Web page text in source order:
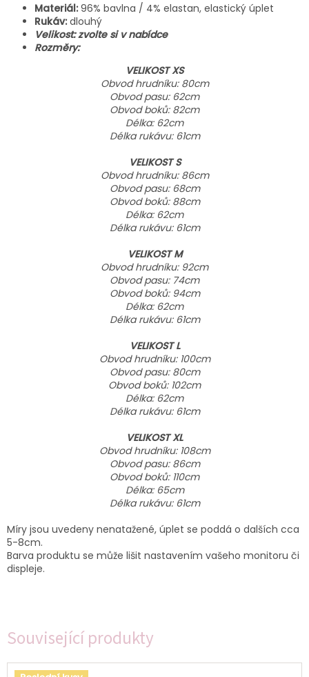
Související produkty
Materiál: 96% bavlna / 4% elastan, elastický úplet
Rukáv: dlouhý
Velikost: zvolte si v nabídce
Rozměry:
VELIKOST XS
Obvod hrudníku: 80cm
Obvod pasu: 62cm
Obvod boků: 82cm
Délka: 62cm
Délka rukávu: 61cm
VELIKOST S
Obvod hrudníku: 86cm
Obvod pasu: 68cm
Obvod boků: 88cm
Délka: 62cm
Délka rukávu: 61cm
VELIKOST M
Obvod hrudníku: 92cm
Obvod pasu: 74cm
Obvod boků: 94cm
Délka: 62cm
Délka rukávu: 61cm
VELIKOST L
Obvod hrudníku: 100cm
Obvod pasu: 80cm
Obvod boků: 102cm
Délka: 62cm
Délka rukávu: 61cm
VELIKOST XL
Obvod hrudníku: 108cm
Obvod pasu: 86cm
Obvod boků: 110cm
Délka: 65cm
Délka rukávu: 61cm
Míry jsou uvedeny nenatažené, úplet se poddá o dalších cca
5-8cm.
Barva produktu se může lišit nastavením vašeho monitoru či
displeje.